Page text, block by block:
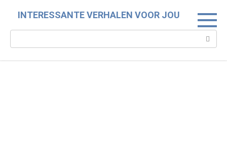
INTERESSANTE VERHALEN VOOR JOU